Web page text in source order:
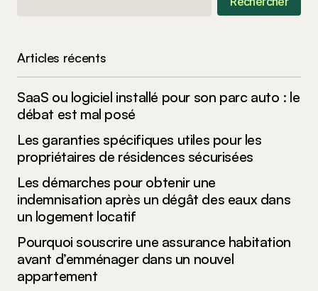
Articles récents
SaaS ou logiciel installé pour son parc auto : le
débat est mal posé
Les garanties spécifiques utiles pour les
propriétaires de résidences sécurisées
Les démarches pour obtenir une
indemnisation après un dégât des eaux dans
un logement locatif
Pourquoi souscrire une assurance habitation
avant d’emménager dans un nouvel
appartement